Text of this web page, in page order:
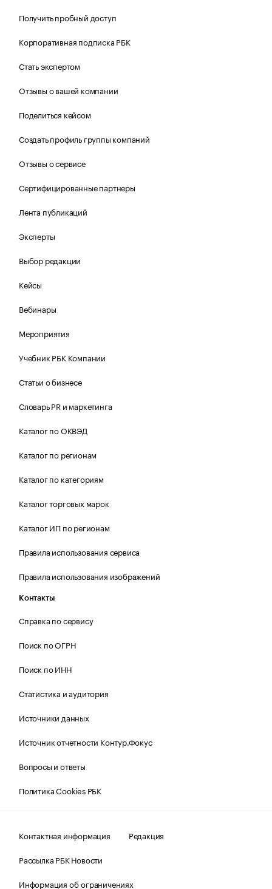
Получить пробный доступ
Корпоративная подписка РБК
Стать экспертом
Отзывы о вашей компании
Поделиться кейсом
Создать профиль группы компаний
Отзывы о сервисе
Сертифицированные партнеры
Лента публикаций
Эксперты
Выбор редакции
Кейсы
Вебинары
Мероприятия
Учебник РБК Компании
Статьи о бизнесе
Словарь PR и маркетинга
Каталог по ОКВЭД
Каталог по регионам
Каталог по категориям
Каталог торговых марок
Каталог ИП по регионам
Правила использования сервиса
Правила использования изображений
Контакты
Справка по сервису
Поиск по ОГРН
Поиск по ИНН
Статистика и аудитория
Источники данных
Источник отчетности Контур.Фокус
Вопросы и ответы
Политика Cookies РБК
Контактная информация
Редакция
Рассылка РБК Новости
Информация об ограничениях